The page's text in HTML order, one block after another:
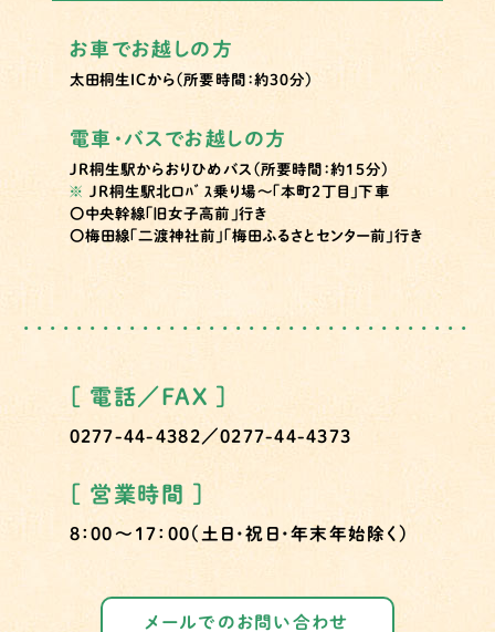
お車でお越しの方
太田桐生ICから（所要時間：約30分）
電車・バスでお越しの方
JR桐生駅からおりひめバス（所要時間：約15分）
※ JR桐生駅北口ﾊﾞｽ乗り場～「本町2丁目」下車
〇中央幹線「旧女子高前」行き
〇梅田線「二渡神社前」「梅田ふるさとセンター前」行き
［ 電話／FAX ］
0277-44-4382／0277-44-4373
［ 営業時間 ］
8：00～17：00（土日・祝日・年末年始除く）
メールでのお問い合わせ